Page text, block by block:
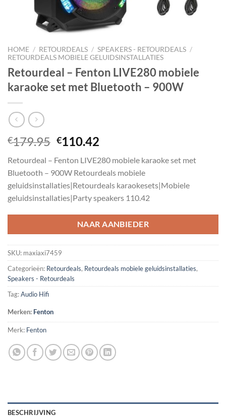
HOME / RETOURDEALS / SPEAKERS - RETOURDEALS /
RETOURDEALS MOBIELE GELUIDSINSTALLATIES
Retourdeal – Fenton LIVE280 mobiele
karaoke set met Bluetooth – 900W
€179.95 Oorspronkelijke
was:
€179.95.
€110.42
is:
€110.42.
Retourdeal – Fenton LIVE280 mobiele karaoke set met
Bluetooth – 900W Retourdeals mobiele
geluidsinstallaties|Retourdeals karaokesets|Mobiele
geluidsinstallaties|Party speakers 110.42
NAAR AANBIEDER
SKU: maxiaxi7459
Categorieën: Retourdeals, Retourdeals mobiele geluidsinstallaties,
Speakers - Retourdeals
Tag:Audio Hifi
Merken: Fenton
Merk: Fenton
BESCHRIJVING